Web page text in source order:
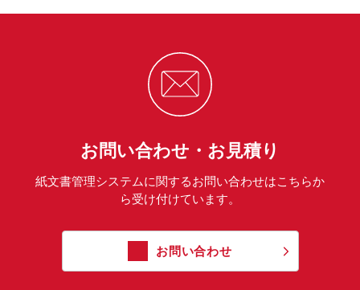
お問い合わせ・お見積り
紙文書管理システムに関するお問い合わせはこちらか
ら受け付けています。
お問い合わせ